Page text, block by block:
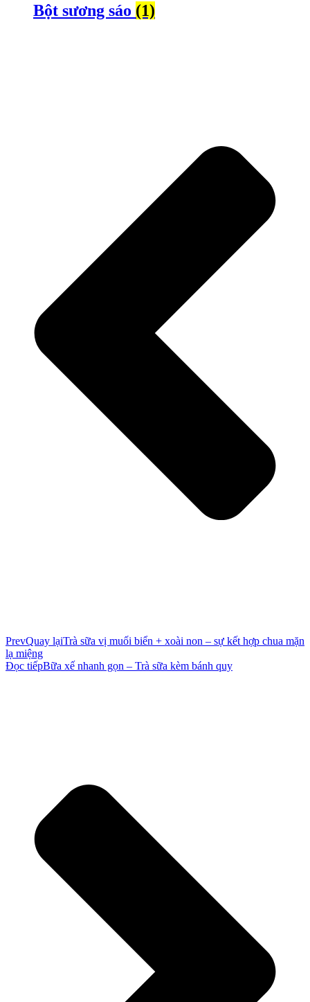
Bột sương sáo (1)
PrevQuay lạiTrà sữa vị muối biển + xoài non – sự kết hợp chua mặn
lạ miệng
Đọc tiếpBữa xế nhanh gọn – Trà sữa kèm bánh quy